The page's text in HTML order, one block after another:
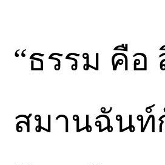
“ธรรม คือ
สมานฉันท์